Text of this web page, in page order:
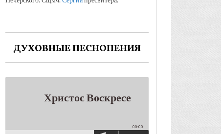
ДУХОВНЫЕ ПЕСНОПЕНИЯ
Христос Воскресе
00:00